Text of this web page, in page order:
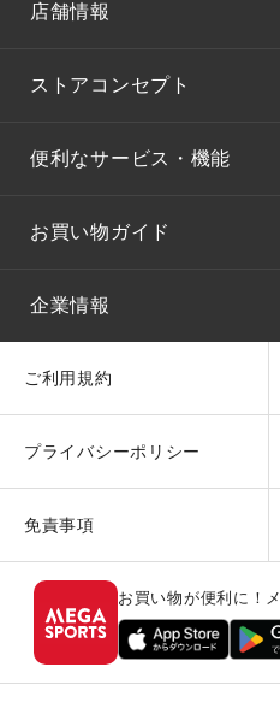
店舗情報
ストアコンセプト
便利なサービス・機能
お買い物ガイド
企業情報
ご利用規約
プライバシーポリシー
免責事項
お買い物が便利に！